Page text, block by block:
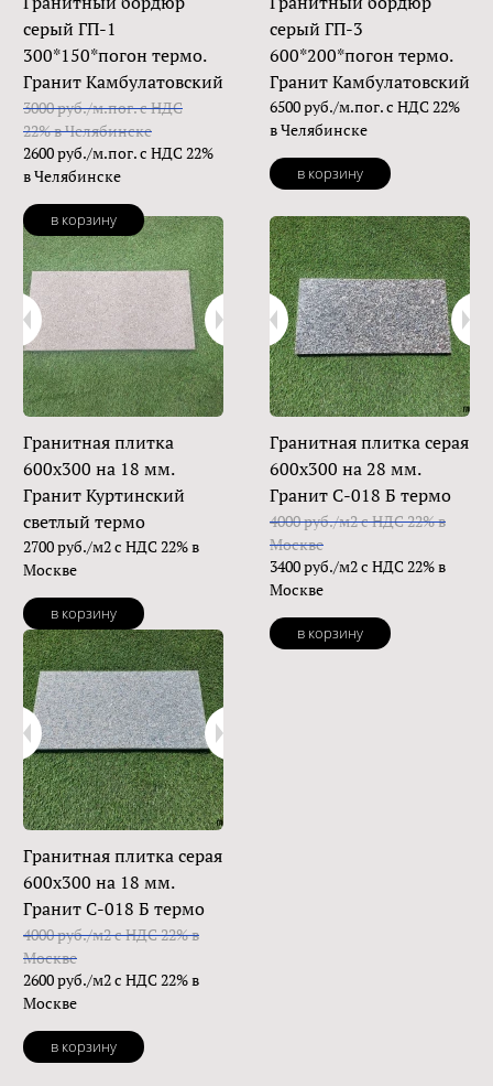
серый ГП-1
300*150*погон термо.
Гранит Камбулатовский
3000 руб./м.пог. с НДС
22% в Челябинске
2600 руб./м.пог. с НДС 22%
в Челябинске
в корзину
серый ГП-3
600*200*погон термо.
Гранит Камбулатовский
6500 руб./м.пог. с НДС 22%
в Челябинске
в корзину
Гранитная плитка
600х300 на 18 мм.
Гранит Куртинский
светлый термо
2700 руб./м2 с НДС 22% в
Москве
в корзину
Гранитная плитка серая
600х300 на 28 мм.
Гранит С-018 Б термо
4000 руб./м2 с НДС 22% в
Москве
3400 руб./м2 с НДС 22% в
Москве
в корзину
Гранитная плитка серая
600х300 на 18 мм.
Гранит С-018 Б термо
4000 руб./м2 с НДС 22% в
Москве
2600 руб./м2 с НДС 22% в
Москве
в корзину